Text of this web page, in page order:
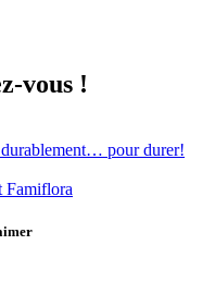
vous !
pour durer!
Famiflora